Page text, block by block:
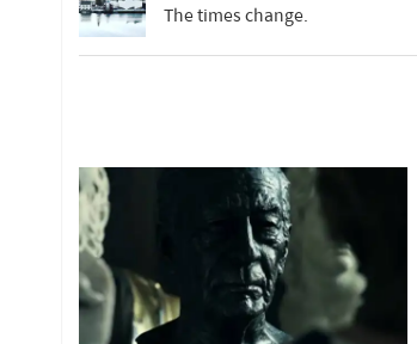
The times change.